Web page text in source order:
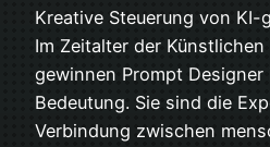
Kreative Steuerung von KI-
Im Zeitalter der
gewinnen Prompt Designer
Bedeutung. Sie sind die
Verbindung zwischen